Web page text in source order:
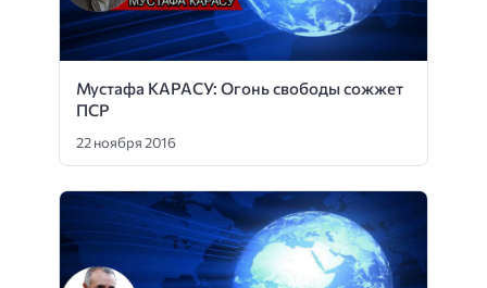
Мустафа КАРАСУ: Огонь свободы сожжет
ПСР
22 ноября 2016